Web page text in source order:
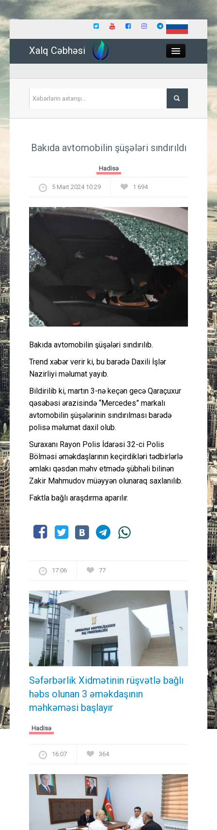
Xalq Cəbhəsi
İqtisadiyyat
Güney Azərbaycan
Mədəniyyət
Müsahibə
İdman
Layihə
Peşə etikası
Bakıda avtomobilin şüşələri sındırıldı
Hadisə
5 Mart 2024 10:29 1 694
Bakıda avtomobilin şüşələri sındırılıb.
Trend xəbər verir ki, bu barədə Daxili İşlər
Nazirliyi məlumat yayıb.
Bildirilib ki, martın 3-nə keçən gecə Qaraçuxur
qəsəbəsi ərazisində “Mercedes” markalı
avtomobilin şüşələrinin sındırılması barədə
polisə məlumat daxil olub.
Suraxanı Rayon Polis İdarəsi 32-ci Polis
Bölməsi əməkdaşlarının keçirdikləri tədbirlərlə
əmlakı qəsdən məhv etmədə şübhəli bilinən
Zakir Mahmudov müəyyən olunaraq saxlanılıb.
Faktla bağlı araşdırma aparılır.
17:06 77
Səfərbərlik Xidmətinin rüşvətlə bağlı
həbs olunan 3 əməkdaşının
məhkəməsi başlayır
Hadisə
16:07 364